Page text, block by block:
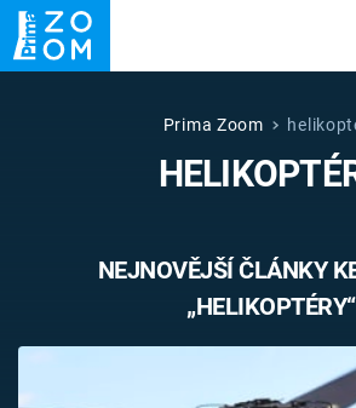
UFO DRUHÁ
VETŘELCI DÁVNOVĚKU
Prima Zoom
NEJNOVĚJŠÍ ČLÁNKY
„HELIKOPTÉRY“